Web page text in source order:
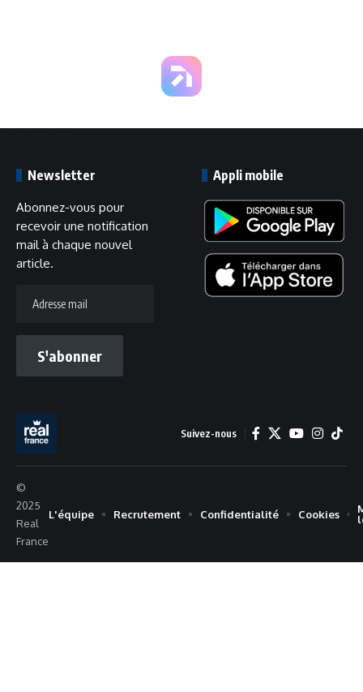
Newsletter
Abonnez-vous pour
recevoir une notification
mail à chaque nouvel
article.
mail
S'abonner
Appli mobile
Suivez-nous
©
2025
Real
France
L'équipe Recrutement Confidentialité Cookies